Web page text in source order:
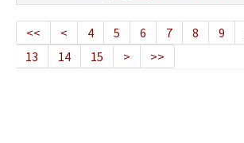
<< < 4 5 6 7 8 9
13
14 15 > >>